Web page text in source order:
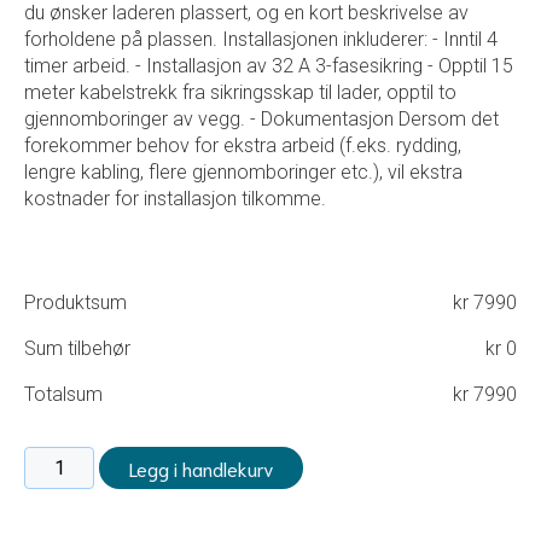
du ønsker laderen plassert, og en kort beskrivelse av
forholdene på plassen. Installasjonen inkluderer: - Inntil 4
timer arbeid. - Installasjon av 32 A 3-fasesikring - Opptil 15
meter kabelstrekk fra sikringsskap til lader, opptil to
gjennomboringer av vegg. - Dokumentasjon Dersom det
forekommer behov for ekstra arbeid (f.eks. rydding,
lengre kabling, flere gjennomboringer etc.), vil ekstra
kostnader for installasjon tilkomme.
Produktsum kr 7990
Sum tilbehør
kr 0
Totalsum
kr 7990
Hjemmelader
–
Legg i handlekurv